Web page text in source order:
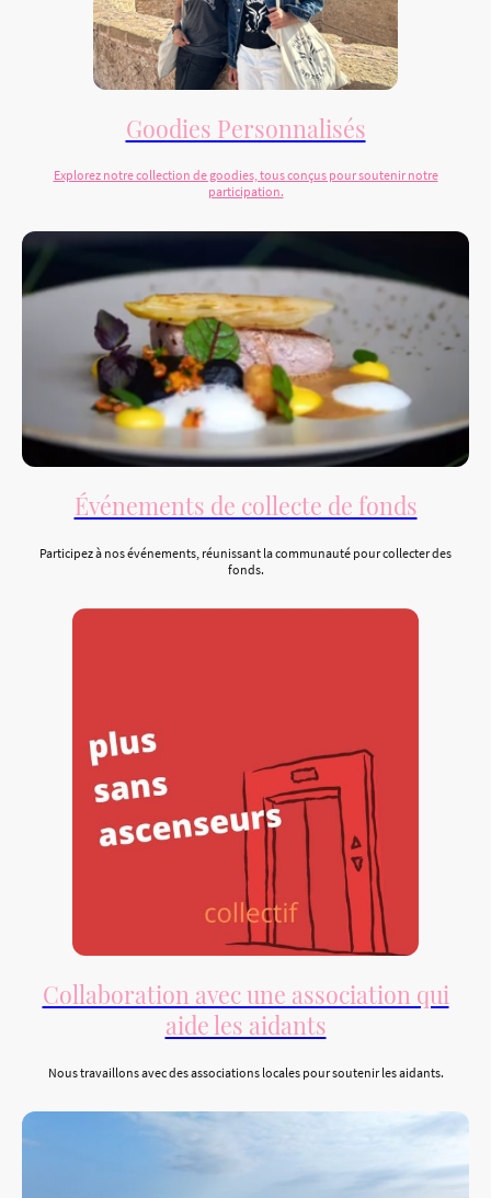
Goodies Personnalisés
Explorez notre collection de goodies, tous conçus pour soutenir notre
participation.
Événements de collecte de fonds
Participez à nos événements, réunissant la communauté pour collecter des
fonds.
Collaboration avec une association qui
aide les aidants
Nous travaillons avec des associations locales pour soutenir les aidants.